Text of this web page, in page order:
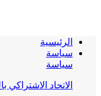
الرئيسية
سياسة
سياسة
الاتحاد الاشتراكي